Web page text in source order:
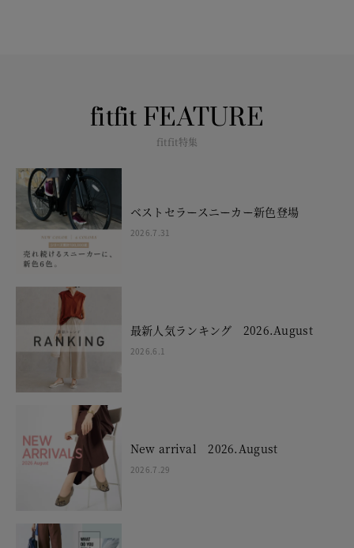
fitfit FEATURE
fitfit特集
ベストセラースニーカー新色登場
2026.7.31
最新人気ランキング 2026.August
2026.6.1
New arrival 2026.August
2026.7.29